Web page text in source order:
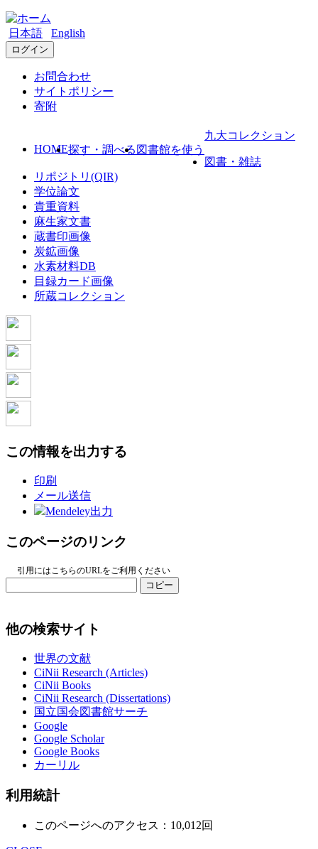
日本語 English
ログイン
お問合わせ
サイトポリシー
寄附
HOME探す・調べる 図書館を使う
九大コレクション
図書・雑誌
リポジトリ(QIR)
学位論文
貴重資料
麻生家文書
蔵書印画像
炭鉱画像
水素材料DB
目録カード画像
所蔵コレクション
この情報を出力する
印刷
メール送信
Mendeley出力
このページのリンク
引用にはこちらのURLをご利用ください
コピー
他の検索サイト
世界の文献
CiNii Research (Articles)
CiNii Books
CiNii Research (Dissertations)
国立国会図書館サーチ
Google
Google Scholar
Google Books
カーリル
利用統計
このページへのアクセス：10,012回